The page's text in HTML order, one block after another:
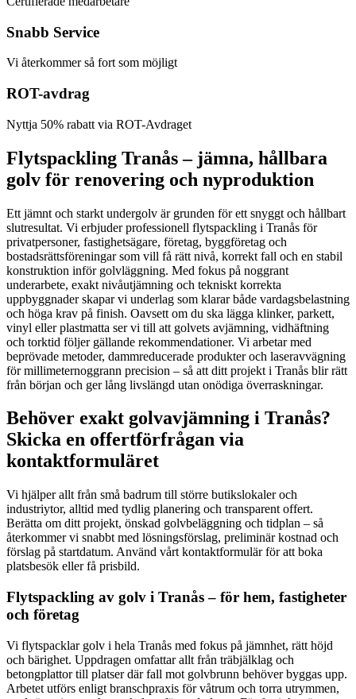
Snabb Service
Vi återkommer så fort som möjligt
ROT-avdrag
Nyttja 50% rabatt via ROT-Avdraget
Flytspackling Tranås – jämna, hållbara
golv för renovering och nyproduktion
Ett jämnt och starkt undergolv är grunden för ett snyggt och hållbart
slutresultat. Vi erbjuder professionell flytspackling i Tranås för
privatpersoner, fastighetsägare, företag, byggföretag och
bostadsrättsföreningar som vill få rätt nivå, korrekt fall och en stabil
konstruktion inför golvläggning. Med fokus på noggrant
underarbete, exakt nivåutjämning och tekniskt korrekta
uppbyggnader skapar vi underlag som klarar både vardagsbelastning
och höga krav på finish. Oavsett om du ska lägga klinker, parkett,
vinyl eller plastmatta ser vi till att golvets avjämning, vidhäftning
och torktid följer gällande rekommendationer. Vi arbetar med
beprövade metoder, dammreducerade produkter och laseravvägning
för millimeternoggrann precision – så att ditt projekt i Tranås blir rätt
från början och ger lång livslängd utan onödiga överraskningar.
Behöver exakt golvavjämning i Tranås?
Skicka en offertförfrågan via
kontaktformuläret
Vi hjälper allt från små badrum till större butikslokaler och
industriytor, alltid med tydlig planering och transparent offert.
Berätta om ditt projekt, önskad golvbeläggning och tidplan – så
återkommer vi snabbt med lösningsförslag, preliminär kostnad och
förslag på startdatum. Använd vårt kontaktformulär för att boka
platsbesök eller få prisbild.
Flytspackling av golv i Tranås – för hem, fastigheter
och företag
Vi flytspacklar golv i hela Tranås med fokus på jämnhet, rätt höjd
och bärighet. Uppdragen omfattar allt från träbjälklag och
betongplattor till platser där fall mot golvbrunn behöver byggas upp.
Arbetet utförs enligt branschpraxis för våtrum och torra utrymmen,